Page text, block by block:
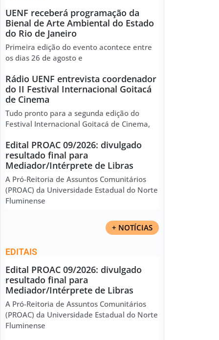
UENF receberá programação da
Bienal de Arte Ambiental do Estado
do Rio de Janeiro
Primeira edição do evento acontece entre
os dias 26 de agosto e
Rádio UENF entrevista coordenador
do II Festival Internacional Goitacá
de Cinema
Tudo pronto para a segunda edição do
Festival Internacional Goitacá de Cinema,
Edital PROAC 09/2026: divulgado
resultado final para
Mediador/Intérprete de Libras
A Pró-Reitoria de Assuntos Comunitários
(PROAC) da Universidade Estadual do Norte
Fluminense
+ NOTÍCIAS
EDITAIS
Edital PROAC 09/2026: divulgado
resultado final para
Mediador/Intérprete de Libras
A Pró-Reitoria de Assuntos Comunitários
(PROAC) da Universidade Estadual do Norte
Fluminense